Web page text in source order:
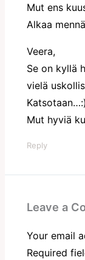
Mut ens
Alkaa
Veera,
Se on kyllä
vielä
Katsotaan…:)
Mut hyviä
Reply
Leave a
Your email
Required